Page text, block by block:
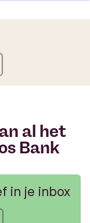
al het
Bank
in je inbox